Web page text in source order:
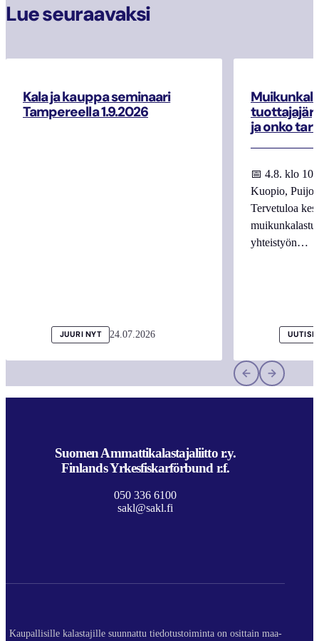
Lue seuraavaksi
Kala ja kauppa seminaari
Tampereella 1.9.2026
JUURI NYT 24.07.2026
ja onko
📅 4.8. klo
Kuopio,
Tervetuloa
yhteistyön…
Suomen Ammattikalastajaliitto r.y.
Finlands Yrkesfiskarförbund r.f.
050 336 6100
sakl@sakl.fi
Kaupallisille kalastajille suunnattu tiedotustoiminta on osittain maa-